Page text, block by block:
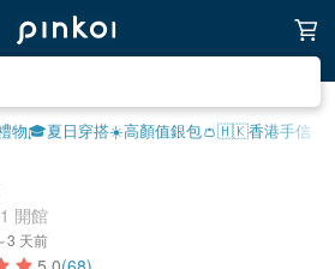
物🎓夏日穿搭☀️高顏值銀包👛🇭🇰香港手信
開館
3 天前